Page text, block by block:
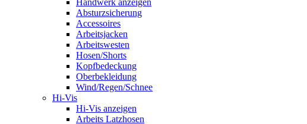
Handwerk anzeigen
Absturzsicherung
Accessoires
Arbeitsjacken
Arbeitswesten
Hosen/Shorts
Kopfbedeckung
Oberbekleidung
Wind/Regen/Schnee
Hi-Vis
Hi-Vis anzeigen
Arbeits Latzhosen